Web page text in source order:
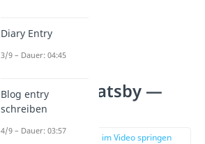
The Great Gatsby —
Charaktere
zur Stelle im Video springen
Diary Entry
3/9 – Dauer: 04:45
Blog entry
schreiben
4/9 – Dauer: 03:57